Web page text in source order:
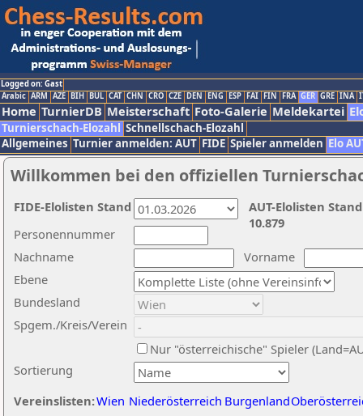
Logged on: Gast
Arabic ARM AZE BIH BUL CAT CHN CRO CZE DEN ENG ESP FAI FIN FRA GER GRE INA
Home TurnierDB Meisterschaft Foto-Galerie Meldekartei
Turnierschach-Elozahl Schnellschach-Elozahl
Allgemeines Turnier anmelden: AUT FIDE Spieler anmelden Elo
Willkommen bei den offiziellen
Nachname
Vorname
Ebene
Sortierung
Personennummer
Bundesland
Spgem./Kreis/Verein
Nur "österreichische" Spieler
Vereinslisten:Wien Niederösterreich Burgenland
AUT-Elolisten
10.879
FIDE-Elolisten Stand